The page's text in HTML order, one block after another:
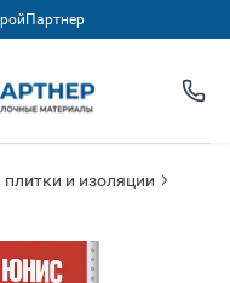
и изоляции